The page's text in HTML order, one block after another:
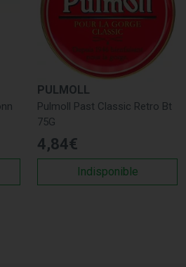
des produits des marques les
Abbé Perdrigeon Alodont
PULMOLL
Pulmoll Past Classic Retro Bt
75G
4,84€
Indisponible